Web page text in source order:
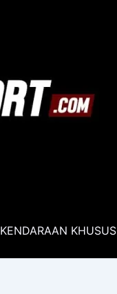
KENDARAAN KHUSUS